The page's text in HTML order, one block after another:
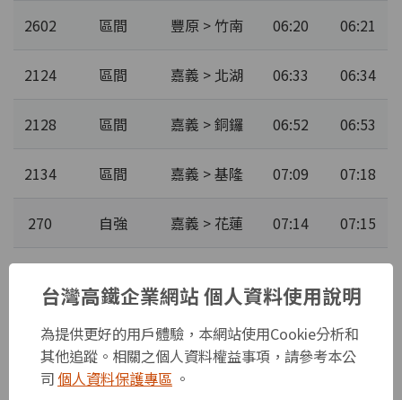
2602 區間 豐原 > 竹南 06:20 06:21
2124 區間 嘉義 > 北湖 06:33 06:34
2128 區間 嘉義 > 銅鑼 06:52 06:53
2134 區間 嘉義 > 基隆 07:09 07:18
270 自強 嘉義 > 花蓮 07:14 07:15
2138 區間 新營 > 三義 07:44
2004 區間快 嘉義 > 臺中 08:02
台灣高鐵企業網站 個人資料使用說明
為提供更好的用戶體驗，本網站使用Cookie分析和
其他追蹤。相關之個人資料權益事項，請參考本公
司個人資料保護專區 。